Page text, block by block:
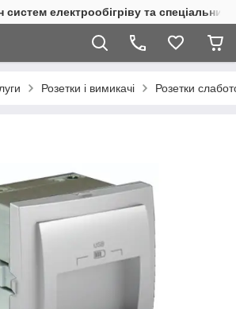
систем електрообігріву та спеціальних
Розетки і вимикачі Розетки